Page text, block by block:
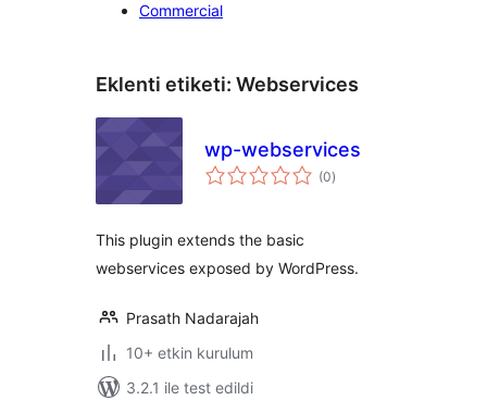
Commercial
Eklenti etiketi: Webservices
wp-webservices
(0toplam
puan
)
This plugin extends the basic
webservices exposed by WordPress.
Prasath Nadarajah
10+ etkin kurulum
3.2.1 ile test edildi